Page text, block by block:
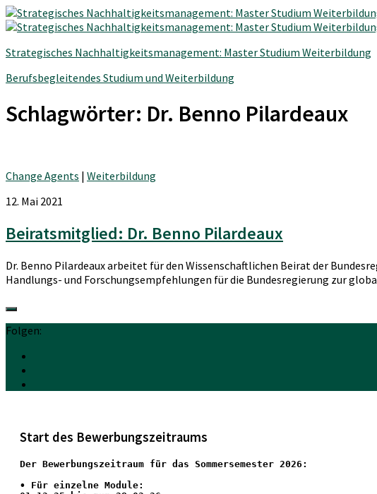
Strategisches Nachhaltigkeitsmanagement: Master Studium Weiterbildung
Berufsbegleitendes Studium und Weiterbildung
Schlagwörter: Dr. Benno Pilardeaux
Change Agents | Weiterbildung
12. Mai 2021
Beiratsmitglied: Dr. Benno Pilardeaux
Dr. Benno Pilardeaux arbeitet für den Wissenschaftlichen Beirat der
Handlungs- und Forschungsempfehlungen für die Bundesregierung zur
Folgen:
Start des Bewerbungszeitraums
Der Bewerbungszeitraum für das Sommersemester 2026:
• Für einzelne Module: